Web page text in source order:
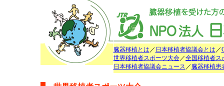
臓器移植とは ／ 日本移植者協議会とは ／
世界移植者スポーツ大会／全国移植者ス
日本移植者協議会ニュース ／ 臓器移植患